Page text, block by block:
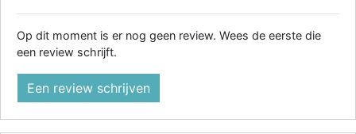
Op dit moment is er nog geen review. Wees de eerste die
een review schrijft.
Een review schrijven